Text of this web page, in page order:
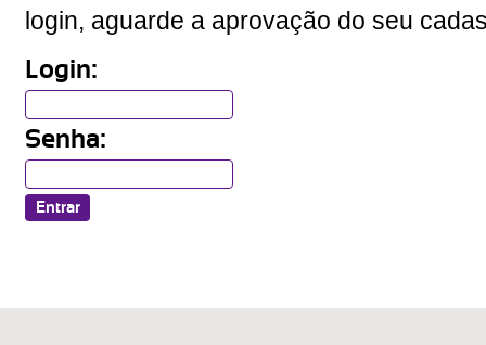
login, aguarde a aprovação do seu
Login:
Senha: